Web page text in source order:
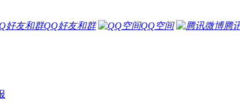
QQ好友和群 QQ空间 腾